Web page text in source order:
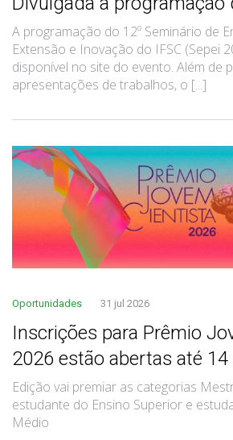
A programação do 12º Seminário de
Extensão e Inovação do IFSC (Sepei
disponível no site do evento. Além de
apresentações de trabalhos, o [...]
Oportunidades 31 jul 2026
Inscrições para Prêmio
2026 estão abertas até
Edição vai premiar as categorias
estudante do Ensino Superior e
Médio